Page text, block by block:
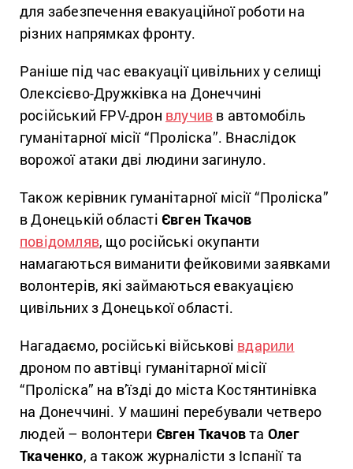
для забезпечення евакуаційної роботи на
різних напрямках фронту.
Раніше під час евакуації цивільних у селищі
Олексієво-Дружківка на Донеччині
російський FPV-дрон влучив в автомобіль
гуманітарної місії “Проліска”. Внаслідок
ворожої атаки дві людини загинуло.
Також керівник гуманітарної місії “Проліска”
в Донецькій області Євген Ткачов
повідомляв, що російські окупанти
намагаються виманити фейковими заявками
волонтерів, які займаються евакуацією
цивільних з Донецької області.
Нагадаємо, російські військові вдарили
дроном по автівці гуманітарної місії
“Проліска” на в’їзді до міста Костянтинівка
на Донеччині. У машині перебували четверо
людей – волонтери Євген Ткачовта Олег
Ткаченко, а також журналісти з Іспанії та